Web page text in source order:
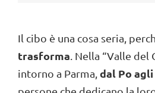
Il cibo è una cosa seria,
trasforma . Nella “Valle
intorno a Parma, dal Po